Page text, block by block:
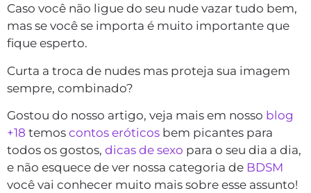
Caso você não ligue do seu nude vazar tudo bem,
mas se você se importa é muito importante que
fique esperto.
Curta a troca de nudes mas proteja sua imagem
sempre, combinado?
Gostou do nosso artigo, veja mais em nosso blog
+18 temos contos eróticos bem picantes para
todos os gostos, dicas de sexo para o seu dia a dia,
e não esquece de ver nossa categoria de BDSM
você vai conhecer muito mais sobre esse assunto!